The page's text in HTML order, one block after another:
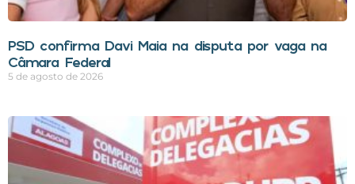
PSD confirma Davi Maia na disputa por vaga na
Câmara Federal
5 de agosto de 2026